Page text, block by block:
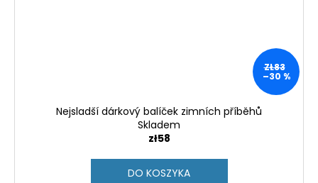
ZŁ83
–30 %
Nejsladší dárkový balíček zimních příběhů
Skladem
zł58
DO KOSZYKA